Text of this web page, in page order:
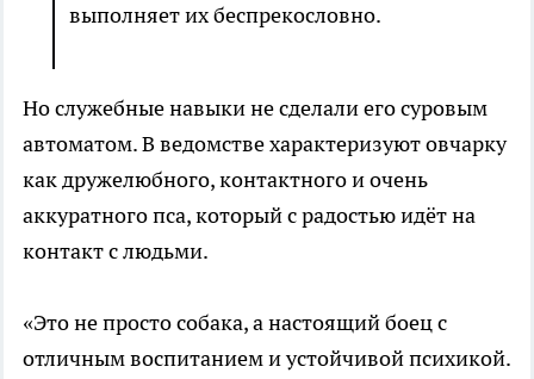
выполняет их беспрекословно.
Но служебные навыки не сделали его суровым
автоматом. В ведомстве характеризуют овчарку
как дружелюбного, контактного и очень
аккуратного пса, который с радостью идёт на
контакт с людьми.
«Это не просто собака, а настоящий боец с
отличным воспитанием и устойчивой психикой.